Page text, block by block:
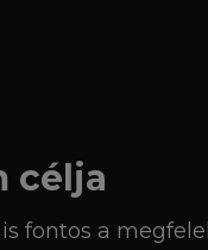
célja
fontos a